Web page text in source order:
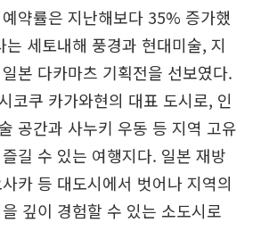
약률은 지난해보다 35% 증가했
세토내해 풍경과 현대미술, 지
본 다카마츠 기획전을 선보였다.
코쿠 카가와현의 대표 도시로, 인
공간과 사누키 우동 등 지역 고유
길 수 있는 여행지다. 일본 재방
카 등 대도시에서 벗어나 지역의
깊이 경험할 수 있는 소도시로